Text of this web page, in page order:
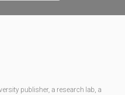
publisher, a research lab, a